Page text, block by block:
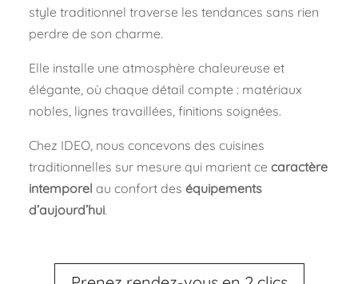
style traditionnel traverse les tendances sans rien
perdre de son charme.
Elle installe une atmosphère chaleureuse et
élégante, où chaque détail compte : matériaux
nobles, lignes travaillées, finitions soignées.
Chez IDEO, nous concevons des cuisines
traditionnelles sur mesure qui marient ce caractère
intemporel au confort des équipements
d’aujourd’hui.